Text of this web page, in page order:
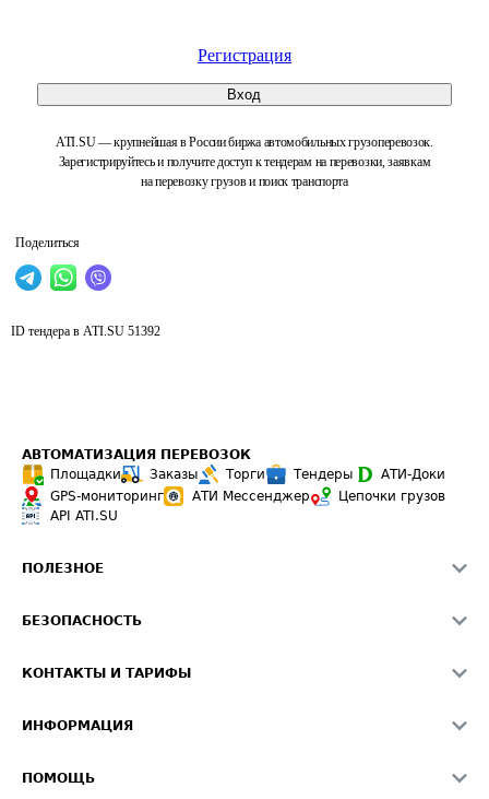
Регистрация
Вход
ATI.SU — крупнейшая в России биржа автомобильных грузоперевозок.
Зарегистрируйтесь и получите доступ к тендерам на перевозки, заявкам
на перевозку грузов и поиск транспорта
Поделиться
ID тендера в ATI.SU 51392
АВТОМАТИЗАЦИЯ ПЕРЕВОЗОК
Площадки
Заказы Торги Тендеры
АТИ-Доки
GPS-мониторинг
АТИ Мессенджер
Цепочки грузов
API ATI.SU
ПОЛЕЗНОЕ
Звезды ATI.SU на вашем сайте
Средние ставки
БЕЗОПАСНОСТЬ
Светофор+
О формировании Паспорта
КОНТАКТЫ И ТАРИФЫ
Реклама на сайте
ИНФОРМАЦИЯ
ПОМОЩЬ